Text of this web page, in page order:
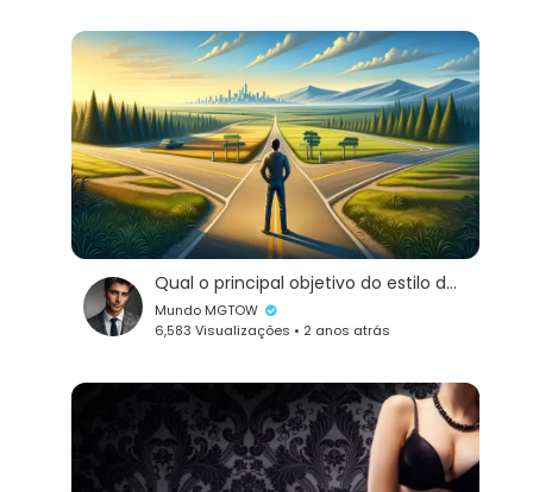
masculina.
Qual o principal objetivo do estilo de vida Miquital
Mundo MGTOW
6,583 Visualizações • 2 anos atrás